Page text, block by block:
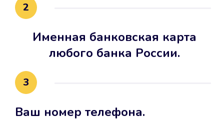
2
Именная банковская карта
любого банка России.
3
Ваш номер телефона.